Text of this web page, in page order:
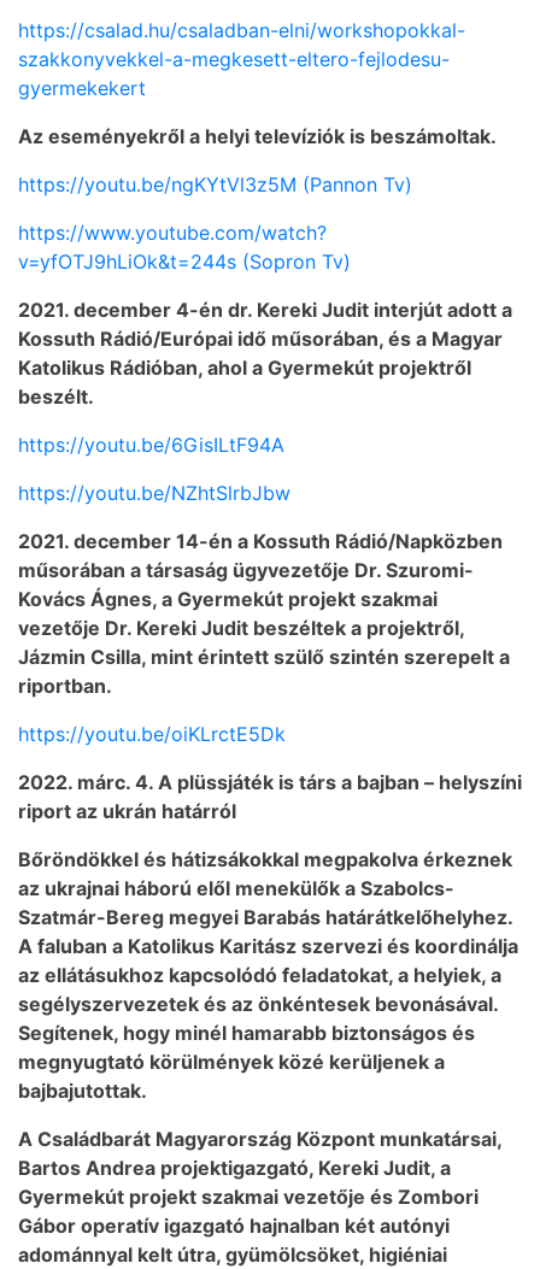
https://csalad.hu/csaladban-elni/workshopokkal-
szakkonyvekkel-a-megkesett-eltero-fejlodesu-
gyermekekert
Az eseményekről a helyi televíziók is beszámoltak.
https://youtu.be/ngKYtVl3z5M (Pannon Tv)
https://www.youtube.com/watch?
v=yfOTJ9hLiOk&t=244s (Sopron Tv)
2021. december 4-én dr. Kereki Judit interjút adott a
Kossuth Rádió/Európai idő műsorában, és a Magyar
Katolikus Rádióban, ahol a Gyermekút projektről
beszélt.
https://youtu.be/6GisILtF94A
https://youtu.be/NZhtSlrbJbw
2021. december 14-én a Kossuth Rádió/Napközben
műsorában a társaság ügyvezetője Dr. Szuromi-
Kovács Ágnes, a Gyermekút projekt szakmai
vezetője Dr. Kereki Judit beszéltek a projektről,
Jázmin Csilla, mint érintett szülő szintén szerepelt a
riportban.
https://youtu.be/oiKLrctE5Dk
2022. márc. 4. A plüssjáték is társ a bajban – helyszíni
riport az ukrán határról
Bőröndökkel és hátizsákokkal megpakolva érkeznek
az ukrajnai háború elől menekülők a Szabolcs-
Szatmár-Bereg megyei Barabás határátkelőhelyhez.
A faluban a Katolikus Karitász szervezi és koordinálja
az ellátásukhoz kapcsolódó feladatokat, a helyiek, a
segélyszervezetek és az önkéntesek bevonásával.
Segítenek, hogy minél hamarabb biztonságos és
megnyugtató körülmények közé kerüljenek a
bajbajutottak.
A Családbarát Magyarország Központ munkatársai,
Bartos Andrea projektigazgató, Kereki Judit, a
Gyermekút projekt szakmai vezetője és Zombori
Gábor operatív igazgató hajnalban két autónyi
adománnyal kelt útra, gyümölcsöket, higiéniai